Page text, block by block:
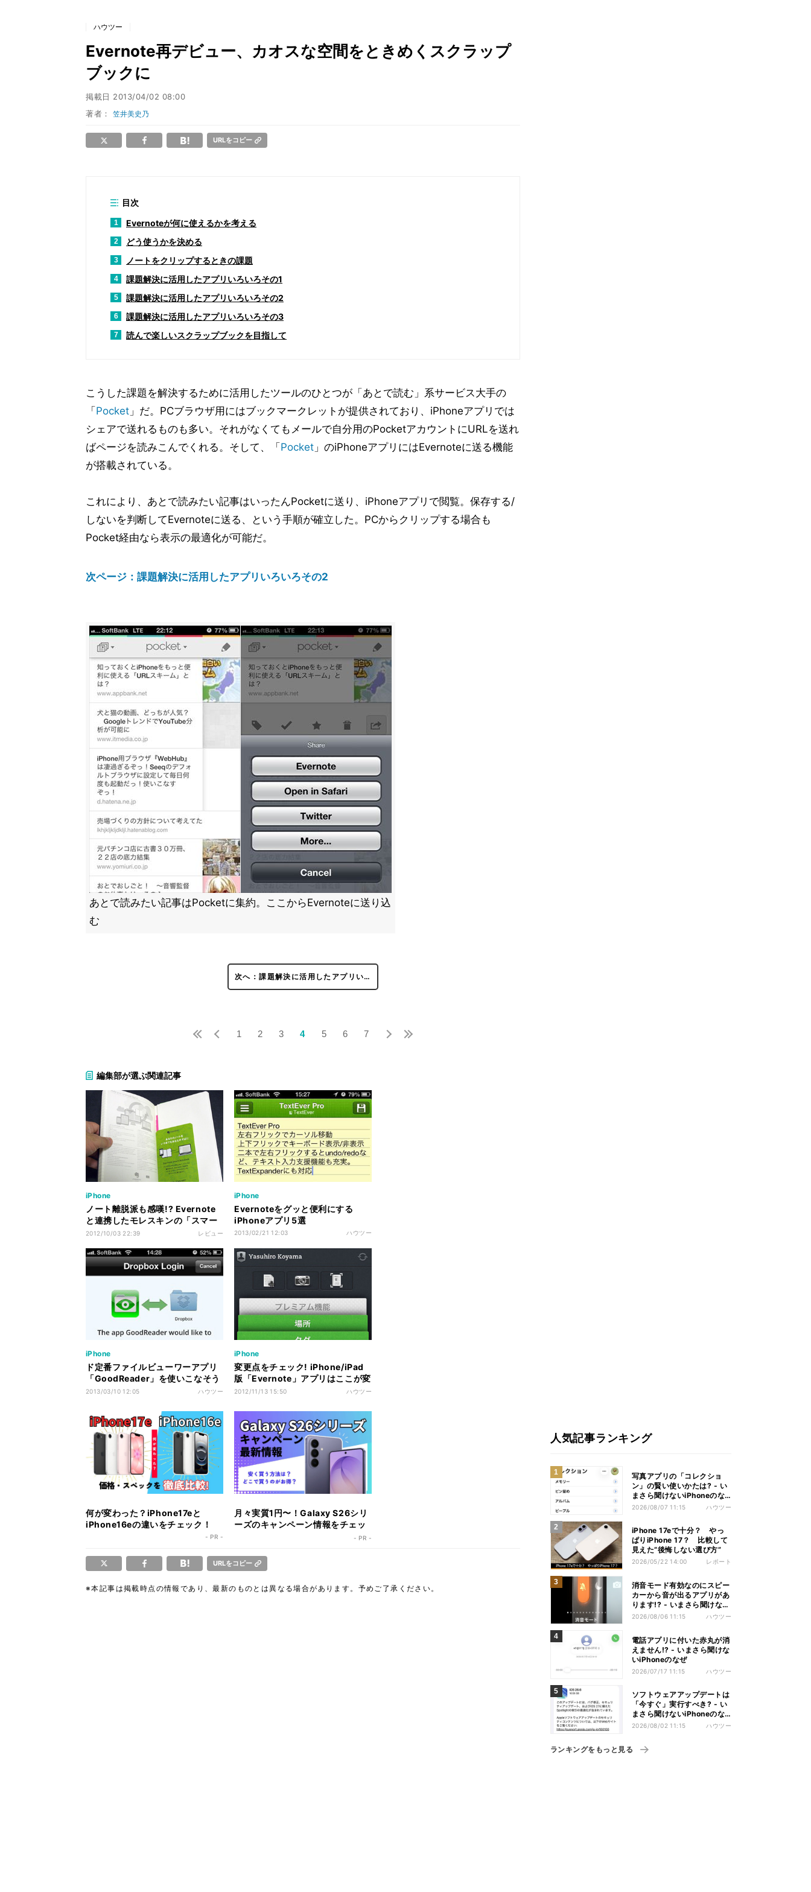
ハウツー
Evernote再デビュー、カオスな空間をときめくスクラップ
ブックに
掲載日 2013/04/02 08:00
著者：笠井美史乃
URLをコピー
目次
1 Evernoteが何に使えるかを考える
2 どう使うかを決める
3 ノートをクリップするときの課題
4 課題解決に活用したアプリいろいろその1
5 課題解決に活用したアプリいろいろその2
6 課題解決に活用したアプリいろいろその3
7 読んで楽しいスクラップブックを目指して
こうした課題を解決するために活用したツールのひとつが「あとで読む」系サービス大手の
「 Pocket 」だ。PCブラウザ用にはブックマークレットが提供されており、iPhoneアプリでは
シェアで送れるものも多い。それがなくてもメールで自分用のPocketアカウントにURLを送れ
ばページを読みこんでくれる。そして、「 Pocket 」のiPhoneアプリにはEvernoteに送る機能
が搭載されている。
これにより、あとで読みたい記事はいったんPocketに送り、iPhoneアプリで閲覧。保存する/
しないを判断してEvernoteに送る、という手順が確立した。PCからクリップする場合も
Pocket経由なら表示の最適化が可能だ。
次ページ：課題解決に活用したアプリいろいろその2
あとで読みたい記事はPocketに集約。ここからEvernoteに送り込
む
次へ：課題解決に活用したアプリい…
1 2 3 4 5 6 7
編集部が選ぶ関連記事
iPhone
ノート離脱派も感嘆!? Evernote
と連携したモレスキンの「スマー
トノートブック」の出来映え
2012/10/03 22:39 レビュー
iPhone
Evernoteをグッと便利にする
iPhoneアプリ5選
2013/02/21 12:03 ハウツー
iPhone
ド定番ファイルビューワーアプリ
「GoodReader」を使いこなそう
- iPhone版の基礎とツボ(前編)
2013/03/10 12:05 ハウツー
iPhone
変更点をチェック! iPhone/iPad
版「Evernote」アプリはここが変
わった
2012/11/13 15:50 ハウツー
何が変わった？iPhone17eと
iPhone16eの違いをチェック！
- PR -
月々実質1円〜！Galaxy S26シリ
ーズのキャンペーン情報をチェッ
- PR -
URLをコピー
※本記事は掲載時点の情報であり、最新のものとは異なる場合があります。予めご了承ください。
人気記事ランキング
写真アプリの「コレクショ
ン」の賢い使いかたは? - い
まさら聞けないiPhoneのな
ぜ
2026/08/07 11:15 ハウツー
iPhone 17eで十分？ やっ
ぱりiPhone 17？ 比較して
見えた“後悔しない選び方”
2026/05/22 14:00 レポート
消音モード有効なのにスピー
カーから音が出るアプリがあ
ります!? - いまさら聞けない
iPhoneのなぜ
2026/08/06 11:15 ハウツー
電話アプリに付いた赤丸が消
えません!? - いまさら聞けな
いiPhoneのなぜ
2026/07/17 11:15 ハウツー
ソフトウェアアップデートは
「今すぐ」実行すべき? - い
まさら聞けないiPhoneのな
ぜ
2026/08/02 11:15 ハウツー
ランキングをもっと見る